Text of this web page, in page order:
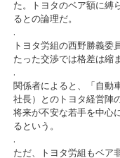
た。トヨタのベア額に縛
るとの論理だ。
.
トヨタ労組の西野勝義委
たった交渉では格差は縮
.
関係者によると、「自動
社長）とのトヨタ経営陣
将来が不安な若手を中心
るという。
.
ただ、トヨタ労組もベア